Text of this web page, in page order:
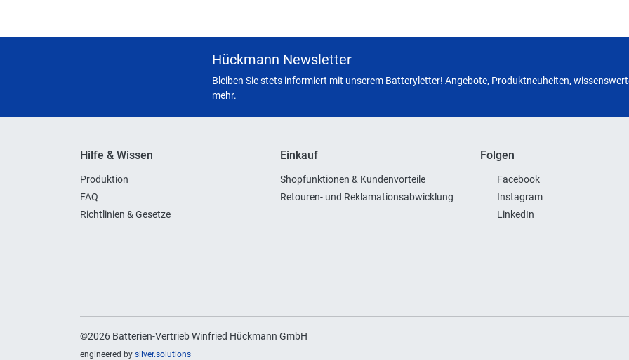
Hückmann Newsletter
Bleiben Sie stets informiert mit unserem Batteryletter! Angebote, Produktneuheiten,
mehr.
Hilfe & Wissen
Produktion
FAQ
Richtlinien & Gesetze
Einkauf
Shopfunktionen & Kundenvorteile
Retouren- und Reklamationsabwicklung
Folgen
Facebook
Instagram
LinkedIn
©2026 Batterien-Vertrieb Winfried Hückmann GmbH
engineered by silver.solutions